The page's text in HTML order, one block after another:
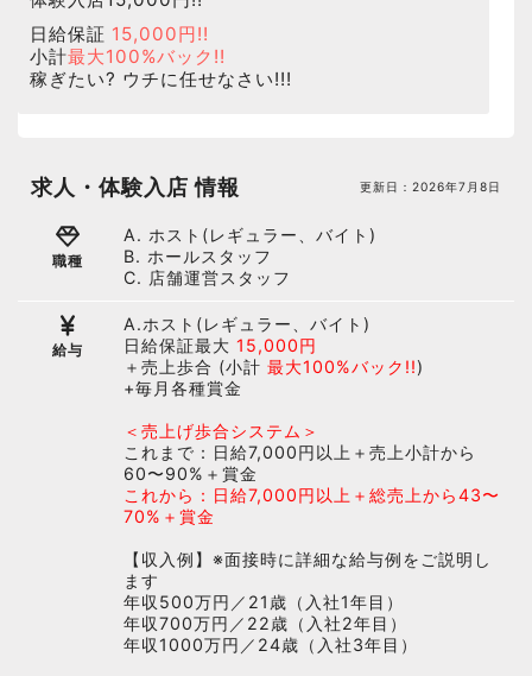
日給保証 15,000円!!
小計最大100%バック!!
稼ぎたい? ウチに任せなさい!!!
求人・体験入店 情報 更新日： 2026年7月8日
職種
A. ホスト(レギュラー、バイト)
B. ホールスタッフ
C. 店舗運営スタッフ
給与
A.ホスト(レギュラー、バイト)
日給保証最大 15,000円
＋売上歩合 (小計 最大100%バック!!)
+毎月各種賞金
＜売上げ歩合システム＞
これまで：日給7,000円以上＋売上小計から
60〜90%＋賞金
これから：日給7,000円以上＋総売上から43〜
70%＋賞金
【収入例】※面接時に詳細な給与例をご説明し
ます
年収500万円／21歳（入社1年目）
年収700万円／22歳（入社2年目）
年収1000万円／24歳（入社3年目）